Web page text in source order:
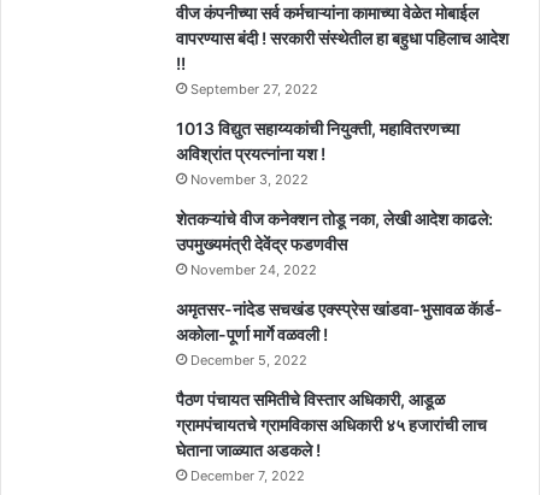
वीज कंपनीच्या सर्व कर्मचाऱ्यांना कामाच्या वेळेत मोबाईल
वापरण्यास बंदी ! सरकारी संस्थेतील हा बहुधा पहिलाच आदेश
!!
September 27, 2022
1013 विद्युत सहाय्यकांची नियुक्ती, महावितरणच्या
अविश्रांत प्रयत्नांना यश !
November 3, 2022
शेतकऱ्यांचे वीज कनेक्शन तोडू नका, लेखी आदेश काढले:
उपमुख्यमंत्री देवेंद्र फडणवीस
November 24, 2022
अमृतसर-नांदेड सचखंड एक्स्प्रेस खांडवा-भुसावळ कॅार्ड-
अकोला-पूर्णा मार्गे वळवली !
December 5, 2022
पैठण पंचायत समितीचे विस्तार अधिकारी, आडूळ
ग्रामपंचायतचे ग्रामविकास अधिकारी ४५ हजारांची लाच
घेताना जाळ्यात अडकले !
December 7, 2022